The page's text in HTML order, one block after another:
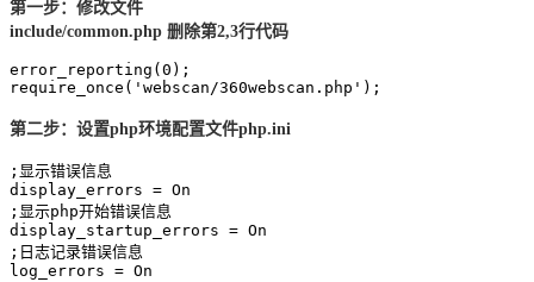
第一步：修改文件
include/common.php 删除第2,3行代码
error_reporting(0);
require_once('webscan/360webscan.php');
第二步：设置php环境配置文件php.ini
;显示错误信息
display_errors = On
;显示php开始错误信息
display_startup_errors = On
;日志记录错误信息
log_errors = On